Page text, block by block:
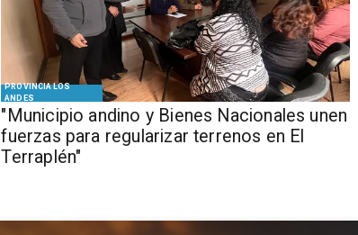
PROVINCIA LOS
ANDES
"Municipio andino y Bienes Nacionales unen
fuerzas para regularizar terrenos en El
Terraplén"